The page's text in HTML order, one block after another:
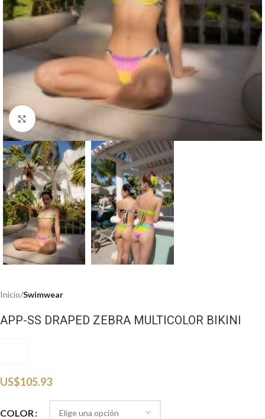
Haga clic para ampliar
Inicio Swimwear
APP-SS DRAPED ZEBRA MULTICOLOR BIKINI
US$105.93
COLOR